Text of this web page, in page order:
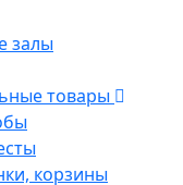
залы
товары
корзины